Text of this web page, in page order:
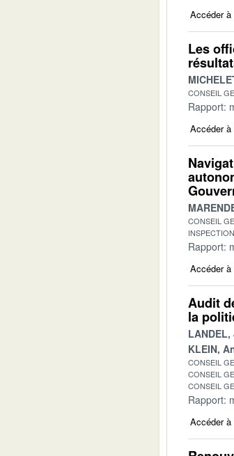
Accéder
Les
CONSEIL
Rapport:
Accéder
CONSEIL
Rapport:
Accéder
Audit
la
KLEIN,
CONSEIL
CONSEIL
CONSEIL
Rapport:
Accéder